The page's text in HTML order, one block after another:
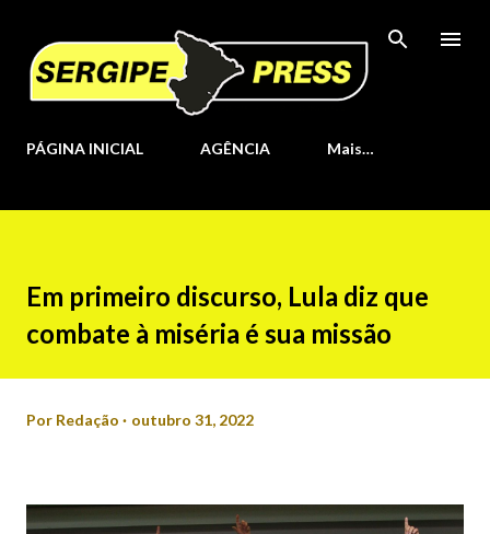
Pular para o conteúdo principal
PÁGINA INICIAL AGÊNCIA Mais…
Em primeiro discurso, Lula diz que
combate à miséria é sua missão
Por Redação outubro 31, 2022